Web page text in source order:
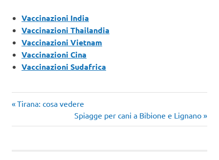
Vaccinazioni India
Vaccinazioni Thailandia
Vaccinazioni Vietnam
Vaccinazioni Cina
Vaccinazioni Sudafrica
Navigazione
articoli
Articolo
Tirana: cosa vedere
Articolo
successivo:
Spiagge per cani a Bibione e Lignano